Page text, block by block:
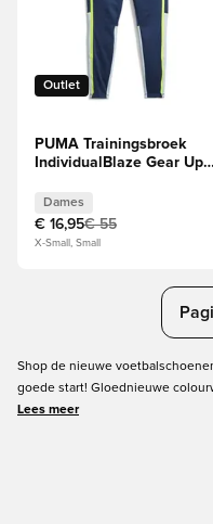
Outlet
PUMA Trainingsbroek
IndividualBlaze Gear Up -
Dames
Dames
€ 16,95€ 55
X-Small, Small
Shop de nieuwe
goede start! Gloednieuwe
PUMA Future. Deze nieuwe
Lees meer